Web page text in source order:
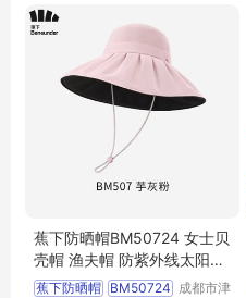
蕉下防晒帽BM50724 女士贝
壳帽 渔夫帽 防紫外线太阳帽
子
蕉下防晒帽 BM50724 成都市津